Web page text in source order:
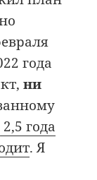
года
ни
2,5 года
. Я